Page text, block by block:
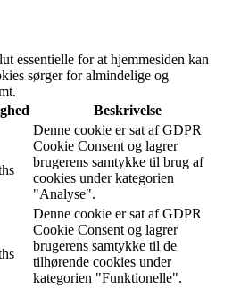
essentielle for at hjemmesiden kan
sørger for almindelige og
Beskrivelse
Denne cookie er sat af GDPR
Cookie Consent og lagrer
brugerens samtykke til brug af
cookies under kategorien
"Analyse".
Denne cookie er sat af GDPR
Cookie Consent og lagrer
brugerens samtykke til de
tilhørende cookies under
kategorien "Funktionelle".